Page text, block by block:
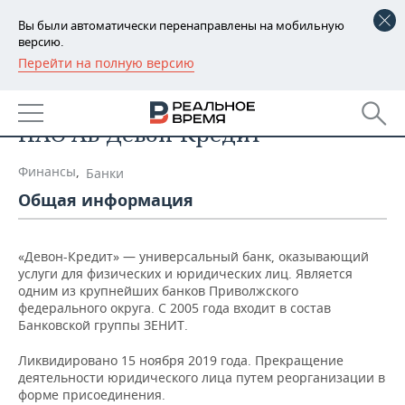
Вы были автоматически перенаправлены на мобильную
версию.
Перейти на полную версию
РЕГИОНЫ
БАШКОРТОСТАН
ТАТАРСТАН
УДМУРТИЯ
НОВОСТИ
НОВОСТИ АНАЛИТИКИ
КОРОЛИ ГОСЗАКАЗА ПФО
ВУЗЫ ТАТАРСТАНА
КОМУ ПРИНАДЛЕЖАТ
ТОРГОВЫЕ ЦЕНТРЫ
ТАТАРСТАНА
ЭКОНОМИКА
ФИНАНСЫ
БАНКИ
БЮДЖЕТ
ИНВЕСТИЦИИ
НОВОСТИ
ПРОМЫШЛЕННОСТИ
АГРОПРОМ
МАШИНОСТРОЕНИЕ
НЕДВИЖИМОСТЬ
НОВОСТИ НЕДВИЖИМОСТИ
АВТО
НОВОСТИ АВТО
БИЗНЕС
НОВОСТИ БИЗНЕСА
ТЕХНОЛОГИИ
ПАО АБ Девон-Кредит
Финансы, Банки
Общая информация
«Девон-Кредит» — универсальный банк, оказывающий
услуги для физических и юридических лиц. Является
одним из крупнейших банков Приволжского
федерального округа. С 2005 года входит в состав
Банковской группы ЗЕНИТ.
Ликвидировано 15 ноября 2019 года. Прекращение
деятельности юридического лица путем реорганизации в
форме присоединения.